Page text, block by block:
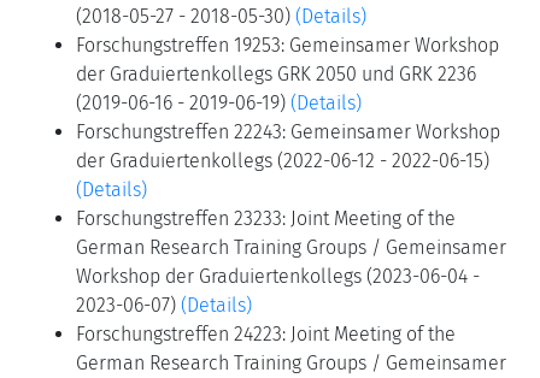
(2018-05-27 - 2018-05-30) (Details)
Forschungstreffen 19253: Gemeinsamer Workshop
der Graduiertenkollegs GRK 2050 und GRK 2236
(2019-06-16 - 2019-06-19) (Details)
Forschungstreffen 22243: Gemeinsamer Workshop
der Graduiertenkollegs (2022-06-12 - 2022-06-15)
(Details)
Forschungstreffen 23233: Joint Meeting of the
German Research Training Groups / Gemeinsamer
Workshop der Graduiertenkollegs (2023-06-04 -
2023-06-07) (Details)
Forschungstreffen 24223: Joint Meeting of the
German Research Training Groups / Gemeinsamer